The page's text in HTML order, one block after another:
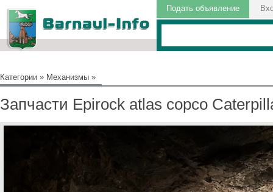
Подать объявление
Категории » Механизмы »
Запчасти Epirock atlas copco